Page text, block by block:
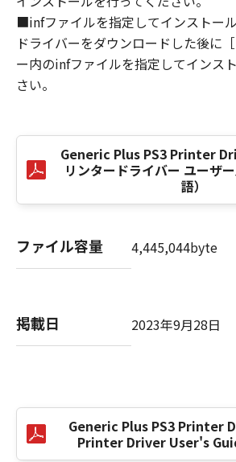
損害の可能性について知らされて
同様です。
(3) キヤノン、キヤノンのライセ
ンの子会社、キヤノンの関連会
売代理店または販売店のいずれも
じたいかなる紛争についても、
ないものとします。
８．契約期間
記のボタンをクリックした時点、
フトウェア」をインストールした
(2) お客様は、「本ソフトウェア
複製物のすべてを廃棄および消去
(4) お客様は、上記(3)によって
した場合、速やかに、「本ソフ
びその複製物のすべてを廃棄ま
■infファイルを指定してインストー
ドライバーをダウンロードした後に
ー内のinfファイルを指定してインス
さい。
Generic Plus PS3 Printer
リンタードライバー ユーザ
語）
ファイル容量 4,445,044byte
掲載日 2023年9月28日
Generic Plus PS3 Printer
Printer Driver User's